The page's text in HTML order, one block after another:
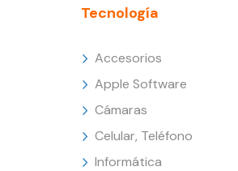
Tecnología
Accesorios
Apple Software
Cámaras
Celular, Teléfono
Informática